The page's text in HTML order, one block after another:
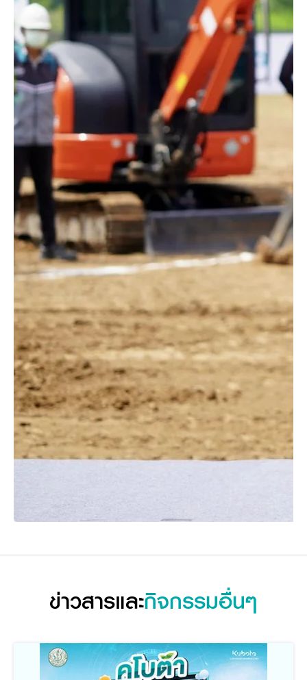
ข่าวสารและกิจกรรมอื่นๆ